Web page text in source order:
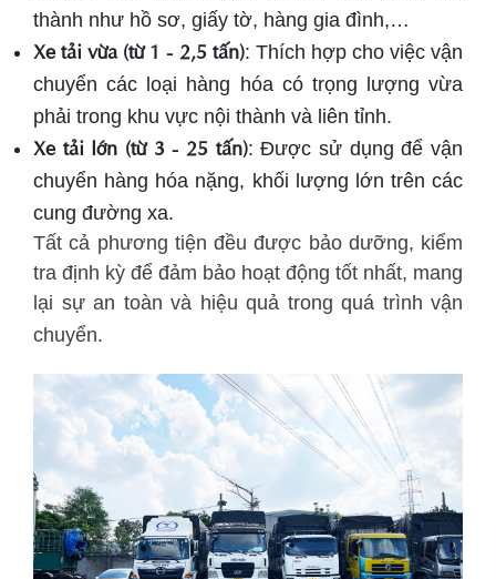
thành như hồ sơ, giấy tờ, hàng gia đình,…
Xe tải vừa (từ 1 - 2,5 tấn): Thích hợp cho việc vận
chuyển các loại hàng hóa có trọng lượng vừa
phải trong khu vực nội thành và liên tỉnh.
Xe tải lớn (từ 3 - 25 tấn): Được sử dụng để vận
chuyển hàng hóa nặng, khối lượng lớn trên các
cung đường xa.
Tất cả phương tiện đều được bảo dưỡng, kiểm
tra định kỳ để đảm bảo hoạt động tốt nhất, mang
lại sự an toàn và hiệu quả trong quá trình vận
chuyển.